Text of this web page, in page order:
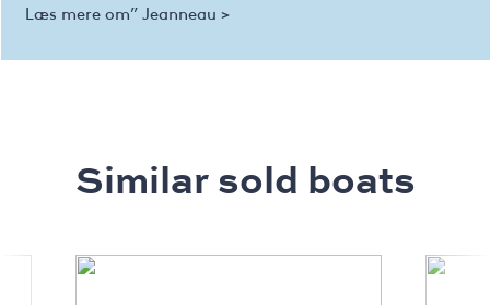
Læs mere om” Jeanneau >
Similar sold boats